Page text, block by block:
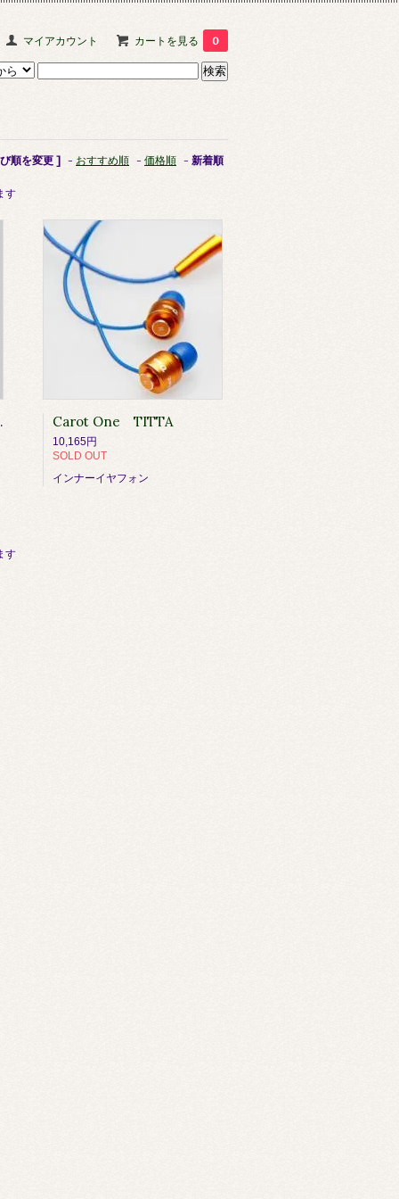
マイアカウント カートを見る 0
順を変更 ] - おすすめ順 - 価格順 - 新着順
す
EX Carot One TITTA
10,165円
SOLD OUT
インナーイヤフォン
す